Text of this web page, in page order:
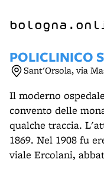
POLICLINICO
Sant'Orsola, via
Il moderno
convento delle
qualche traccia.
1869. Nel 1908 fu
viale Ercolani,